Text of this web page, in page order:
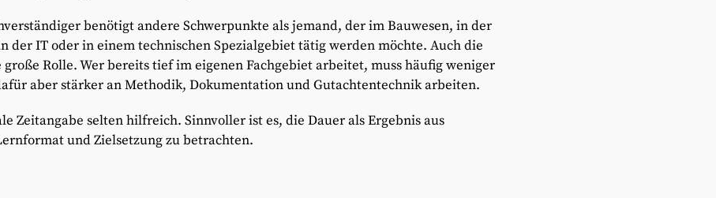
benötigt andere Schwerpunkte als jemand, der im Bauwesen, in der
der IT oder in einem technischen Spezialgebiet tätig werden möchte. Auch die
große Rolle. Wer bereits tief im eigenen Fachgebiet arbeitet, muss häufig weniger
aber stärker an Methodik, Dokumentation und Gutachtentechnik arbeiten.
Zeitangabe selten hilfreich. Sinnvoller ist es, die Dauer als Ergebnis aus
und Zielsetzung zu betrachten.